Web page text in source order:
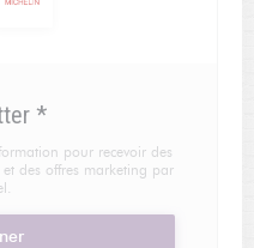
*
pour recevoir des
des offres marketing par